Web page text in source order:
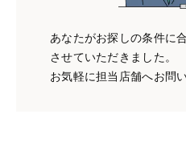
あなたがお探しの条件に
させていただきました。
お気軽に担当店舗へお問